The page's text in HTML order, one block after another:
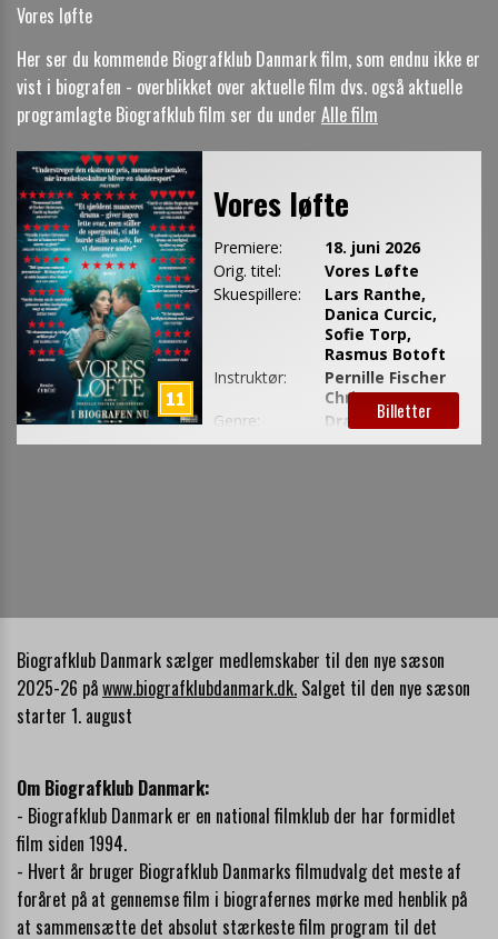
Vores løfte
Her ser du kommende Biografklub Danmark film, som endnu ikke er
vist i biografen - overblikket over aktuelle film dvs. også aktuelle
programlagte Biografklub film ser du under Alle film
Biografklub Danmark sælger medlemskaber til den nye sæson
2025-26 påwww.biografklubdanmark.dk. Salget til den nye sæson
starter 1. august
Om Biografklub Danmark:
- Biografklub Danmark er en national filmklub der har formidlet
film siden 1994.
- Hvert år bruger Biografklub Danmarks filmudvalg det meste af
foråret på at gennemse film i biografernes mørke med henblik på
at sammensætte det absolut stærkeste film program til det